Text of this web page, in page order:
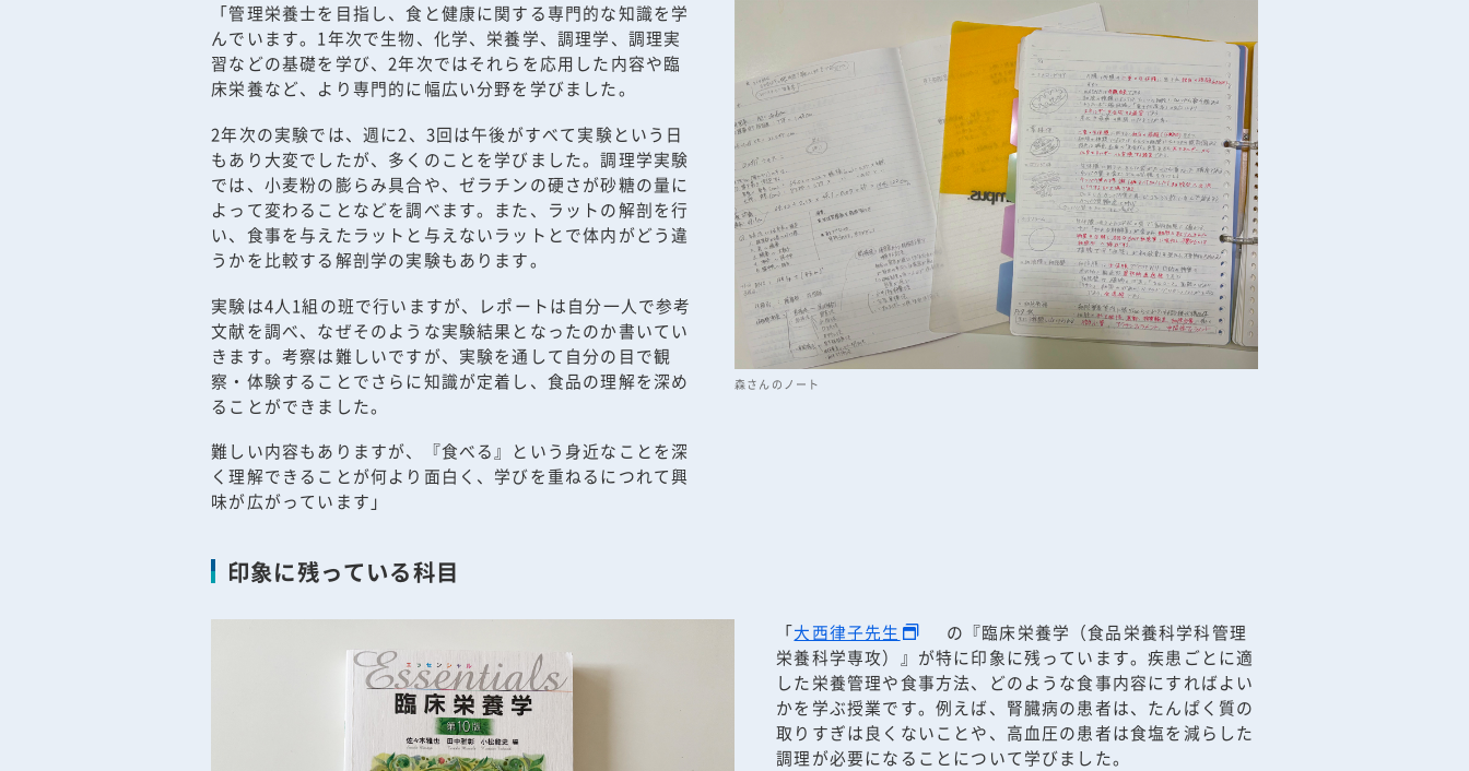
森さんのノート
「管理栄養士を目指し、食と健康に関する専門的な知識を学
んでいます。1年次で生物、化学、栄養学、調理学、調理実
習などの基礎を学び、2年次ではそれらを応用した内容や臨
床栄養など、より専門的に幅広い分野を学びました。
2年次の実験では、週に2、3回は午後がすべて実験という日
もあり大変でしたが、多くのことを学びました。調理学実験
では、小麦粉の膨らみ具合や、ゼラチンの硬さが砂糖の量に
よって変わることなどを調べます。また、ラットの解剖を行
い、食事を与えたラットと与えないラットとで体内がどう違
うかを比較する解剖学の実験もあります。
実験は4人1組の班で行いますが、レポートは自分一人で参考
文献を調べ、なぜそのような実験結果となったのか書いてい
きます。考察は難しいですが、実験を通して自分の目で観
察・体験することでさらに知識が定着し、食品の理解を深め
ることができました。
難しい内容もありますが、『食べる』という身近なことを深
く理解できることが何より面白く、学びを重ねるにつれて興
味が広がっています」
印象に残っている科目
「大西律子先生
の『臨床栄養学（食品栄養科学科管理
栄養科学専攻）』が特に印象に残っています。疾患ごとに適
した栄養管理や食事方法、どのような食事内容にすればよい
かを学ぶ授業です。例えば、腎臓病の患者は、たんぱく質の
取りすぎは良くないことや、高血圧の患者は食塩を減らした
調理が必要になることについて学びました。